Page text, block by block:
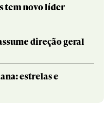
tem novo líder
direção geral
estrelas e